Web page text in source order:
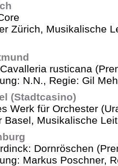
Zürich, Musikalische
rusticana
N.N., Regie: Gil
(Stadtcasino)
Werk für Orchester
Basel, Musikalische
Dornröschen
Markus Poschner,